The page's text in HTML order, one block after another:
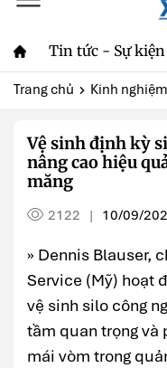
Tin tức - Sự kiện
Trang chủ Kinh
Vệ sinh định kỳ
nâng cao hiệu
măng
2122 | 10/09/
» Dennis Blauser,
Service (Mỹ) hoạt
vệ sinh silo công
tầm quan trọng và
mái vòm trong